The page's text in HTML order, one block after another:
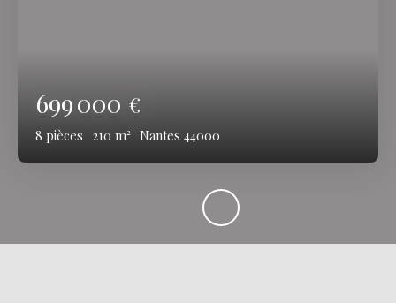
699 000 €
8 pièces 210 m² Nantes 44000